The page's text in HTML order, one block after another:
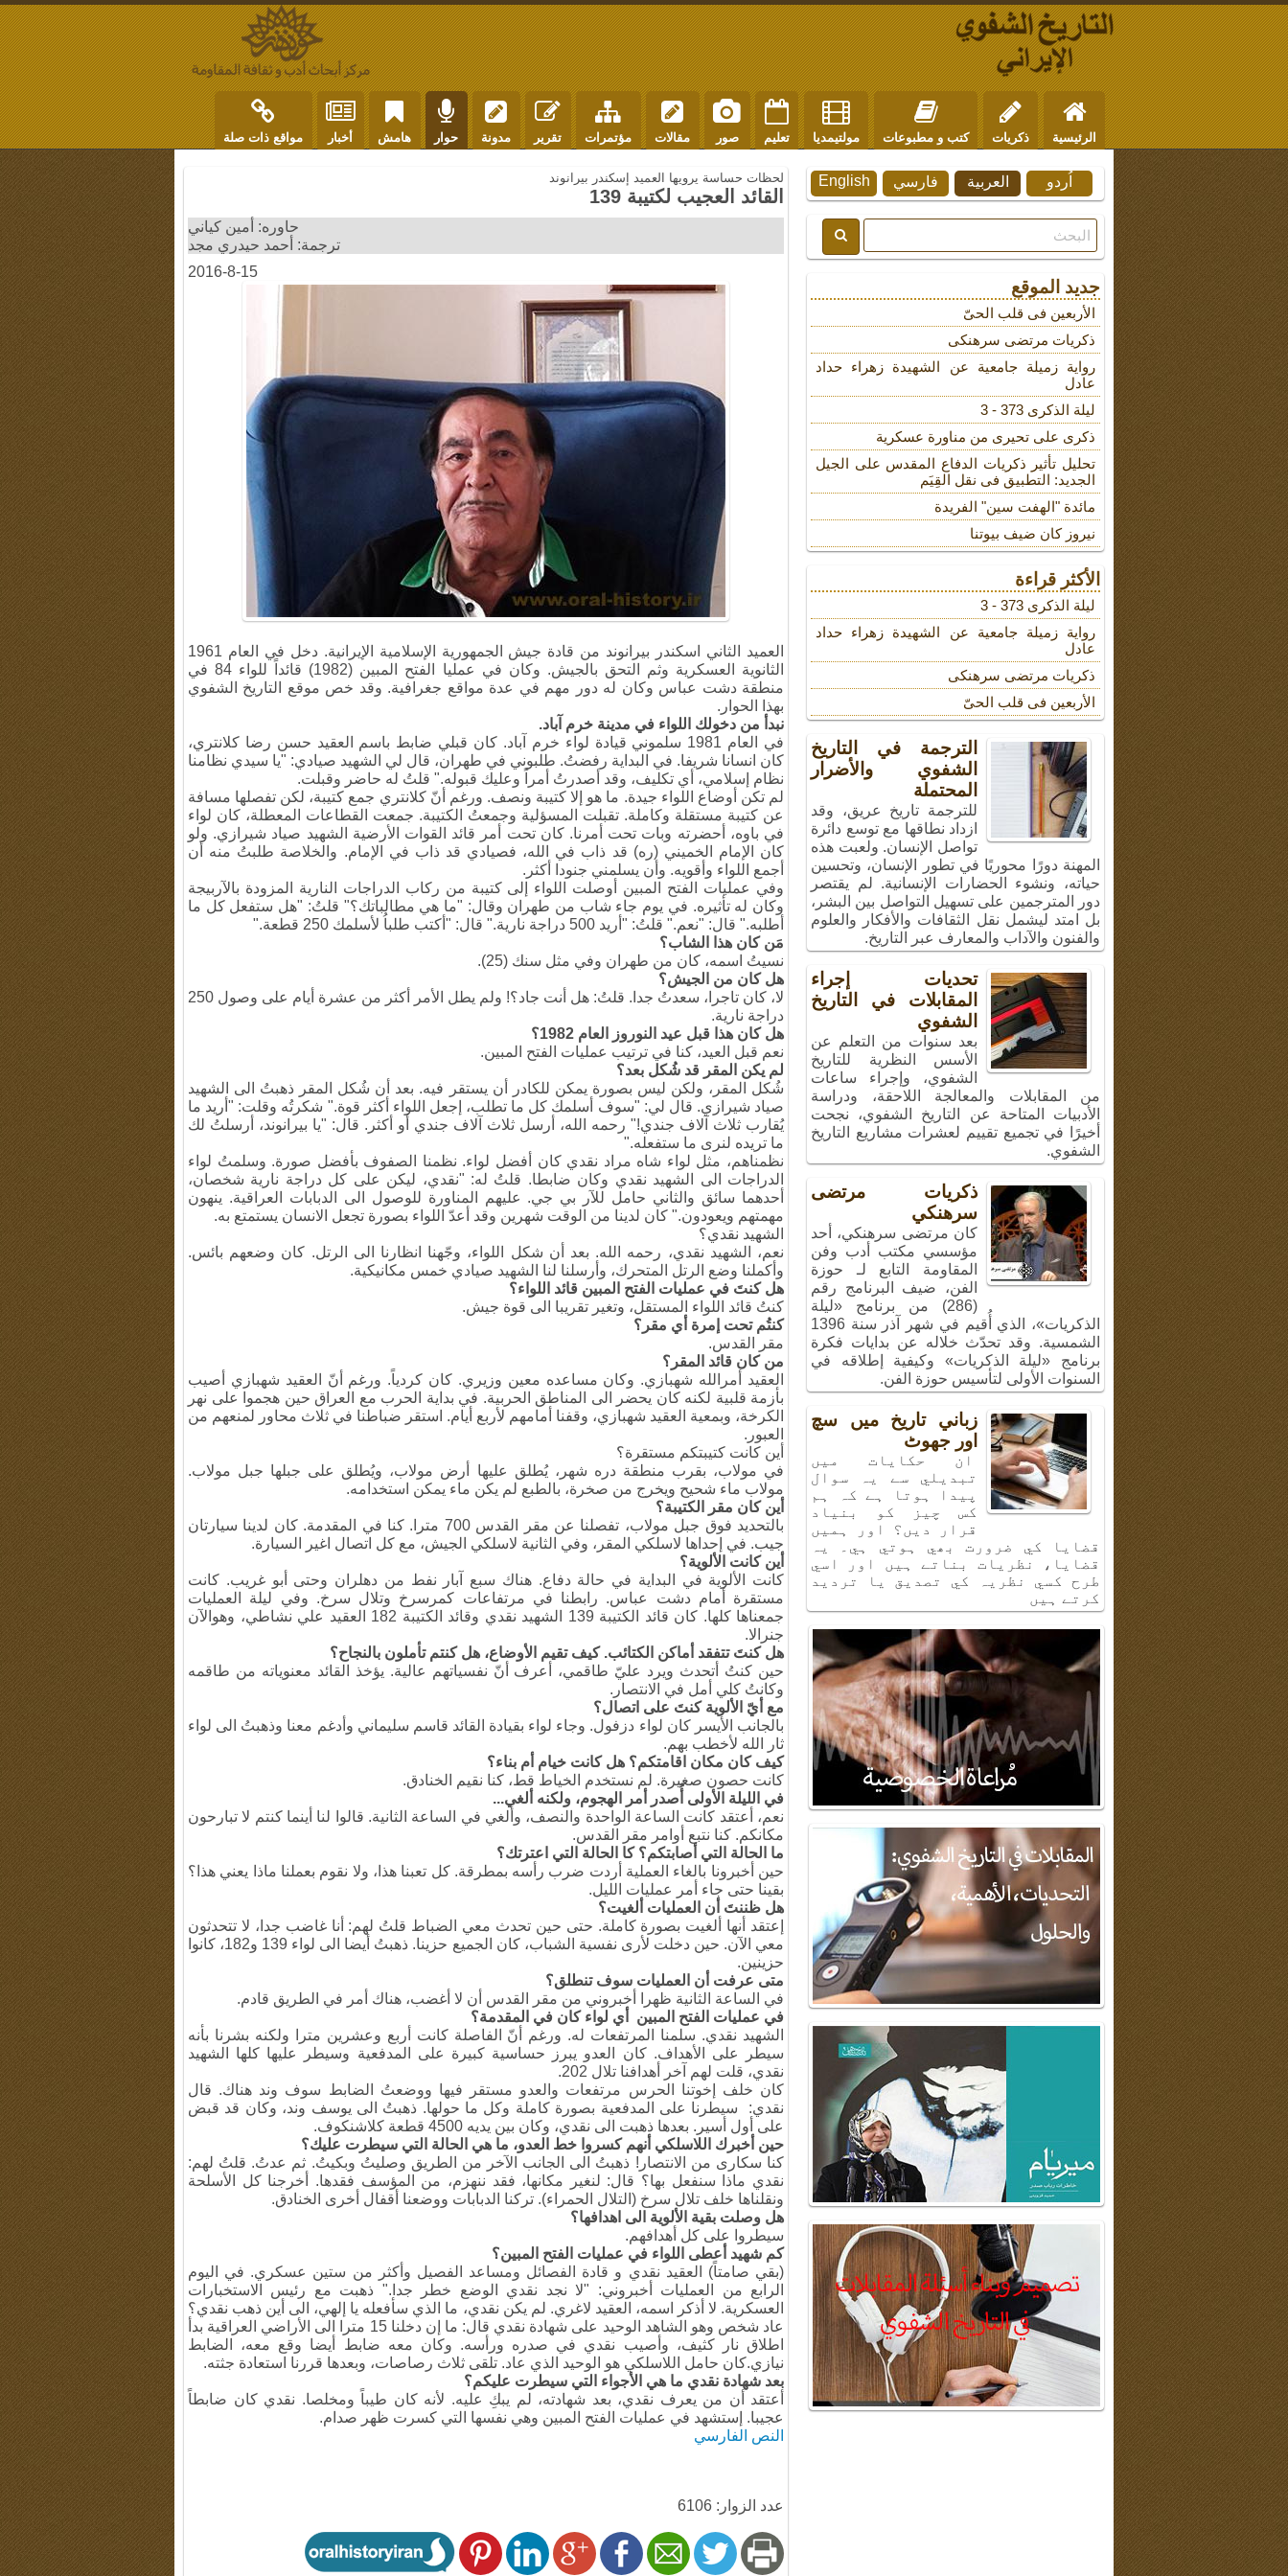
الرئيسية ذكريات كتب و مطبوعات مولتيمديا تعليم صور مقالات مؤتمرات تقرير مدونة حوار هامش أخبار مواقع ذات صلة
لحظات حساسة يرويها العميد إسكندر بيرانوند
القائد العجيب لكتيبة 139
حاوره: أمين كياني
ترجمة: أحمد حيدري مجد
2016-8-15
العميد الثاني اسكندر بيرانوند من قادة جيش الجمهورية الإسلامية الإيرانية. دخل في العام 1961
الثانوية العسكرية وثم التحق بالجيش. وكان في عمليا الفتح المبين (1982) قائداً للواء 84 في
منطقة دشت عباس وكان له دور مهم في عدة مواقع جغرافية. وقد خص موقع التاريخ الشفوي
بهذا الحوار.
نبدأ من دخولك اللواء في مدينة خرم آباد.
في العام 1981 سلموني قيادة لواء خرم آباد. كان قبلي ضابط باسم العقيد حسن رضا كلانتري،
كان انسانا شريفا. في البداية رفضتُ. طلبوني في طهران، قال لي الشهيد صيادي: "يا سيدي نظامنا
نظام إسلامي، أي تكليف، وقد أصدرتُ أمراً وعليك قبوله." قلتُ له حاضر وقبلت.
لم تكن أوضاع اللواء جيدة. ما هو إلا كتيبة ونصف. ورغم أنّ كلانتري جمع كتيبة، لكن تفصلها مسافة
عن كتيبة مستقلة وكاملة. تقبلت المسؤلية وجمعتُ الكتيبة. جمعت القطاعات المعطلة، كان لواء
في باوه، أحضرته وبات تحت أمرنا. كان تحت أمر قائد القوات الأرضية الشهيد صياد شيرازي. ولو
كان الإمام الخميني (ره) قد ذاب في الله، فصيادي قد ذاب في الإمام. والخلاصة طلبتُ منه أن
أجمع اللواء وأقويه. وأن يسلمني جنودا أكثر.
وفي عمليات الفتح المبين أوصلت اللواء إلى كتيبة من ركاب الدراجات النارية المزودة بالآربيجة
وكان له تأثيره. في يوم جاء شاب من طهران وقال: "ما هي مطالباتك؟" قلتُ: "هل ستفعل كل ما
أطلبه." قال: "نعم." قلتُ: "أريد 500 دراجة نارية." قال: "أكتب طلباُ لأسلمك 250 قطعة."
مَن كان هذا الشاب؟
نسيتُ اسمه، كان من طهران وفي مثل سنك (25).
هل كان من الجيش؟
لا، كان تاجرا، سعدتُ جدا. قلتُ: هل أنت جاد؟! ولم يطل الأمر أكثر من عشرة أيام على وصول 250
دراجة نارية.
هل كان هذا قبل عيد النوروز العام 1982؟
نعم قبل العيد، كنا في ترتيب عمليات الفتح المبين.
لم يكن المقر قد شُكل بعد؟
شُكل المقر، ولكن ليس بصورة يمكن للكادر أن يستقر فيه. بعد أن شُكل المقر ذهبتُ الى الشهيد
صياد شيرازي. قال لي: "سوف أسلمك كل ما تطلب، إجعل اللواء أكثر قوة." شكرتُه وقلت: "أريد ما
يُقارب ثلاث آلاف جندي!" رحمه الله، أرسل ثلاث آلاف جندي أو أكثر. قال: "يا بيرانوند، أرسلتُ لك
ما تريده لنرى ما ستفعله."
نظمناهم، مثل لواء شاه مراد نقدي كان أفضل لواء. نظمنا الصفوف بأفضل صورة. وسلمتُ لواء
الدراجات الى الشهيد نقدي وكان ضابطا. قلتُ له: "نقدي، ليكن على كل دراجة نارية شخصان،
أحدهما سائق والثاني حامل للآر بي جي. عليهم المناورة للوصول الى الدبابات العراقية. ينهون
مهمتهم ويعودون." كان لدينا من الوقت شهرين وقد أعدّ اللواء بصورة تجعل الانسان يستمتع به.
الشهيد نقدي؟
نعم، الشهيد نقدي، رحمه الله. بعد أن شكل اللواء، وجّهنا انظارنا الى الرتل. كان وضعهم بائس.
وأكملنا وضع الرتل المتحرك، وأرسلنا لنا الشهيد صيادي خمس مكانيكية.
هل كنتَ في عمليات الفتح المبين قائد اللواء؟
كنتُ قائد اللواء المستقل، وتغير تقريبا الى قوة جيش.
كنتُم تحت إمرة أي مقر؟
مقر القدس.
من كان قائد المقر؟
العقيد أمرالله شهبازي. وكان مساعده معين وزيري. كان كردياً. ورغم أنّ العقيد شهبازي أصيب
بأزمة قلبية لكنه كان يحضر الى المناطق الحربية. في بداية الحرب مع العراق حين هجموا على نهر
الكرخة، وبمعية العقيد شهبازي، وقفنا أمامهم لأربع أيام. استقر ضباطنا في ثلاث محاور لمنعهم من
العبور.
أين كانت كتيبتكم مستقرة؟
في مولاب، بقرب منطقة دره شهر، يُطلق عليها أرض مولاب، ويُطلق على جبلها جبل مولاب.
مولاب ماء شحيح ويخرج من صخرة، بالطبع لم يكن ماء يمكن استخدامه.
أين كان مقر الكتيبة؟
بالتحديد فوق جبل مولاب، تفصلنا عن مقر القدس 700 مترا. كنا في المقدمة. كان لدينا سيارتان
جيب. في إحداها لاسلكي المقر، وفي الثانية لاسلكي الجيش، مع كل اتصال اغير السيارة.
أين كانت الألوية؟
كانت الألوية في البداية في حالة دفاع. هناك سبع آبار نفط من دهلران وحتى أبو غريب. كانت
مستقرة أمام دشت عباس. رابطنا في مرتفاعات كمرسرخ وتلال سرخ. وفي ليلة العمليات
جمعناها كلها. كان قائد الكتيبة 139 الشهيد نقدي وقائد الكتيبة 182 العقيد علي نشاطي، وهوالآن
جنرالا.
هل كنتَ تتفقد أماكن الكتائب. كيف تقيم الأوضاع، هل كنتم تأملون بالنجاح؟
حين كنتُ أتحدث ويرد عليّ طاقمي، أعرف أنّ نفسياتهم عالية. يؤخذ القائد معنوياته من طاقمه
وكانتُ كلي أمل في الانتصار.
مع أيّ الألوية كنتَ على اتصال؟
بالجانب الأيسر كان لواء دزفول. وجاء لواء بقيادة القائد قاسم سليماني وأدغم معنا وذهبتُ الى لواء
ثار الله لأخطب بهم.
كيف كان مكان اقامتكم؟ هل كانت خيام أم بناء؟
كانت حصون صغيرة. لم نستخدم الخياط قط، كنا نقيم الخنادق.
في الليلة الأولى أُصدر أمر الهجوم، ولكنه ألغي...
نعم، أعتقد كانت الساعة الواحدة والنصف، وألغي في الساعة الثانية. قالوا لنا أينما كنتم لا تبارحون
مكانكم. كنا نتبع أوامر مقر القدس.
ما الحالة التي أصابتكم؟ كا الحالة التي اعترتك؟
حين أخبرونا بالغاء العملية أردت ضرب رأسه بمطرقة. كل تعبنا هذا، ولا نقوم بعملنا ماذا يعني هذا؟
بقينا حتى جاء أمر عمليات الليل.
هل ظننتَ أن العمليات ألغيت؟
إعتقد أنها ألغيت بصورة كاملة. حتى حين تحدث معي الضباط قلتُ لهم: أنا غاضب جدا، لا تتحدثون
معي الآن. حين دخلت لأرى نفسية الشباب، كان الجميع حزينا. ذهبتُ أيضا الى لواء 139 و182، كانوا
حزينين.
متى عرفت أن العمليات سوف تنطلق؟
في الساعة الثانية ظهرا أخبروني من مقر القدس أن لا أغضب، هناك أمر في الطريق قادم.
في عمليات الفتح المبين أي لواء كان في المقدمة؟
الشهيد نقدي. سلمنا المرتفعات له. ورغم أنّ الفاصلة كانت أربع وعشرين مترا ولكنه بشرنا بأنه
سيطر على الأهداف. كان العدو يبرز حساسية كبيرة على المدفعية وسيطر عليها كلها الشهيد
نقدي، قلت لهم آخر أهدافنا تلال 202.
كان خلف إخوتنا الحرس مرتفعات والعدو مستقر فيها ووضعتُ الضابط سوف وند هناك. قال
نقدي: سيطرنا على المدفعية بصورة كاملة وكل ما حولها. ذهبتُ الى يوسف وند، وكان قد قبض
على أول أسير. بعدها ذهبت الى نقدي، وكان بين يديه 4500 قطعة كلاشنكوف.
حين أخبرك اللاسلكي أنهم كسروا خط العدو، ما هي الحالة التي سيطرت عليك؟
كنا سكارى من الانتصار! ذهبتُ الى الجانب الآخر من الطريق وصليتُ وبكيتُ. ثم عدتُ. قلتُ لهم:
نقدي ماذا سنفعل بها؟ قال: لنغير مكانها، فقد ننهزم، من المؤسف فقدها. أخرجنا كل الأسلحة
ونقلناها خلف تلال سرخ (التلال الحمراء). تركنا الدبابات ووضعنا أقفال أخرى الخنادق.
هل وصلت بقية الألوية الى اهدافها؟
سيطروا على كل أهدافهم.
كم شهيد أعطى اللواء في عمليات الفتح المبين؟
(بقي صامتاً) العقيد نقدي و قادة الفصائل ومساعد الفصيل وأكثر من ستين عسكري. في اليوم
الرابع من العمليات أخبروني: "لا نجد نقدي الوضع خطر جدا." ذهبت مع رئيس الاستخبارات
العسكرية. لا أذكر اسمه، العقيد لاغري. لم يكن نقدي، ما الذي سأفعله يا إلهي، الى أين ذهب نقدي؟
عاد شخص وهو الشاهد الوحيد على شهادة نقدي قال: ما إن دخلنا 15 مترا الى الأراضي العراقية بدأ
اطلاق نار كثيف، وأصيب نقدي في صدره ورأسه. وكان معه ضابط أيضا وقع معه، الضابط
نيازي.كان حامل اللاسلكي هو الوحيد الذي عاد. تلقى ثلاث رصاصات، وبعدها قررنا استعادة جثته.
بعد شهادة نقدي ما هي الأجواء التي سيطرت عليكم؟
أعتقد أن من يعرف نقدي، بعد شهادته، لم يبكِ عليه. لأنه كان طيباً ومخلصا. نقدي كان ضابطاً
عجيبا. إستشهد في عمليات الفتح المبين وهي نفسها التي كسرت ظهر صدام.
النص الفارسي
عدد الزوار: 6106
English فارسي العربية اُردو
جديد الموقع
الأربعین فی قلب الحیّ
ذکریات مرتضى سرهنکی
روایة زمیلة جامعیة عن الشهیدة زهراء حداد
عادل
لیلة الذکرى 373 - 3
ذکری علی تحیری من مناورة عسکریة
تحلیل تأثیر ذکریات الدفاع المقدس على الجیل
الجدید: التطبیق فی نقل القِیَم
مائدة "الهفت سین" الفریدة
نیروز کان ضیف بیوتنا
الأكثر قراءة
لیلة الذکرى 373 - 3
روایة زمیلة جامعیة عن الشهیدة زهراء حداد
عادل
ذکریات مرتضى سرهنکی
الأربعین فی قلب الحیّ
الترجمة في التاريخ
الشفوي والأضرار
المحتملة
للترجمة تاريخ عريق، وقد
ازداد نطاقها مع توسع دائرة
تواصل الإنسان. ولعبت هذه
المهنة دورًا محوريًا في تطور الإنسان، وتحسين
حياته، ونشوء الحضارات الإنسانية. لم يقتصر
دور المترجمين على تسهيل التواصل بين البشر،
بل امتد ليشمل نقل الثقافات والأفكار والعلوم
والفنون والآداب والمعارف عبر التاريخ.
تحديات إجراء
المقابلات في التاريخ
الشفوي
بعد سنوات من التعلم عن
الأسس النظرية للتاريخ
الشفوي، وإجراء ساعات
من المقابلات والمعالجة اللاحقة، ودراسة
الأدبيات المتاحة عن التاريخ الشفوي، نجحت
أخيرًا في تجميع تقييم لعشرات مشاريع التاريخ
الشفوي.
ذكريات مرتضى
سرهنكي
كان مرتضى سرهنكي، أحد
مؤسسي مكتب أدب وفن
المقاومة التابع لـ حوزة
الفن، ضيف البرنامج رقم
(286) من برنامج «ليلة
الذكريات»، الذي أُقيم في شهر آذر سنة 1396
الشمسية. وقد تحدّث خلاله عن بدايات فكرة
برنامج «ليلة الذكريات» وكيفية إطلاقه في
السنوات الأولى لتأسيس حوزة الفن.
زباني تاريخ ميں سچ
اور جھوٹ
ان حكايات ميں
تبديلي سے يہ سوال
پيدا ہوتا ہے كہ ہم
كس چيز كو بنياد
قرار ديں؟ اور ہميں
قضايا كي ضرورت بھي ہوتي ہي۔ يہ
قضايا، نظريات بناتے ہيں اور اسي
طرح كسي نظريہ كي تصديق يا ترديد
كرتے ہيں